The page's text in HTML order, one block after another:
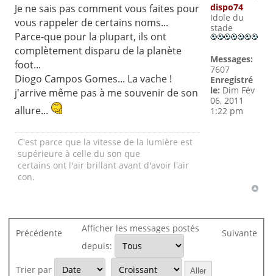
Je ne sais pas comment vous faites pour
vous rappeler de certains noms...
Parce-que pour la plupart, ils ont
complètement disparu de la planète
foot...
Diogo Campos Gomes... La vache !
j'arrive même pas à me souvenir de son
allure...
C'est parce que la vitesse de la lumière est
supérieure à celle du son que
certains ont l'air brillant avant d'avoir l'air
con.
dispo74
Idole du
stade
Messages:
7607
Enregistré
le: Dim Fév
06, 2011
1:22 pm
Précédente Suivante
Afficher les messages postés
depuis:
Trier par